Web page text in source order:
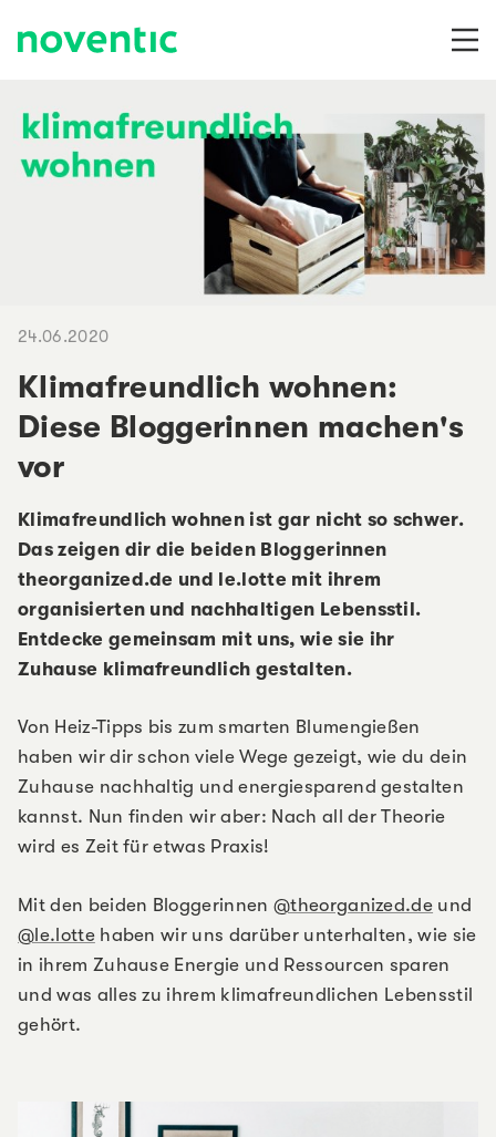
24.06.2020
Klimafreundlich wohnen:
Diese Bloggerinnen machen's
vor
Klimafreundlich wohnen ist gar nicht so schwer.
Das zeigen dir die beiden Bloggerinnen
theorganized.de und le.lotte mit ihrem
organisierten und nachhaltigen Lebensstil.
Entdecke gemeinsam mit uns, wie sie ihr
Zuhause klimafreundlich gestalten.
Von Heiz-Tipps bis zum smarten Blumengießen
haben wir dir schon viele Wege gezeigt, wie du dein
Zuhause nachhaltig und energiesparend gestalten
kannst. Nun finden wir aber: Nach all der Theorie
wird es Zeit für etwas Praxis!
Mit den beiden Bloggerinnen @theorganized.de und
@le.lottehaben wir uns darüber unterhalten, wie sie
in ihrem Zuhause Energie und Ressourcen sparen
und was alles zu ihrem klimafreundlichen Lebensstil
gehört.